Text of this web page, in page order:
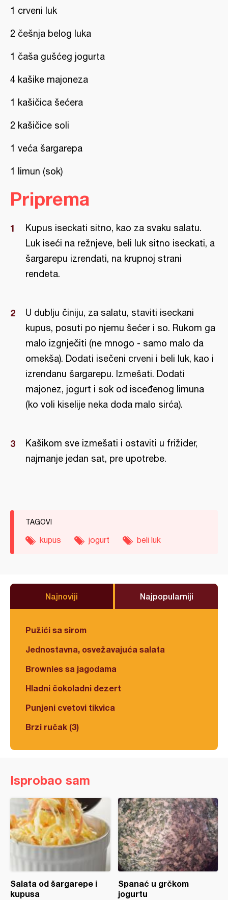
1 crveni luk
2 češnja belog luka
1 čaša gušćeg jogurta
4 kašike majoneza
1 kašičica šećera
2 kašičice soli
1 veća šargarepa
1 limun (sok)
Priprema
Kupus iseckati sitno, kao za svaku salatu.
Luk iseći na režnjeve, beli luk sitno iseckati, a
šargarepu izrendati, na krupnoj strani
rendeta.
U dublju činiju, za salatu, staviti iseckani
kupus, posuti po njemu šećer i so. Rukom ga
malo izgnječiti (ne mnogo - samo malo da
omekša). Dodati isečeni crveni i beli luk, kao i
izrendanu šargarepu. Izmešati. Dodati
majonez, jogurt i sok od isceđenog limuna
(ko voli kiselije neka doda malo sirća).
Kašikom sve izmešati i ostaviti u frižider,
najmanje jedan sat, pre upotrebe.
TAGOVI
kupus jogurt beli luk
Najnoviji Najpopularniji
Pužići sa sirom
Jednostavna, osvežavajuća salata
Brownies sa jagodama
Hladni čokoladni dezert
Punjeni cvetovi tikvica
Brzi ručak (3)
Isprobao sam
Salata od šargarepe i
kupusa
Spanać u grčkom
jogurtu